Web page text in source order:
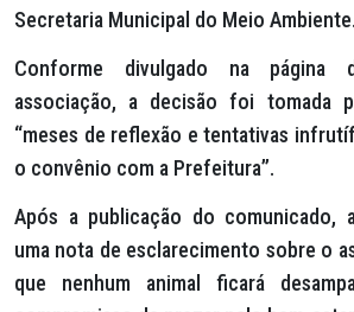
Secretaria Municipal do Meio Ambiente.
Conforme divulgado na página
associação, a decisão foi tomada
“meses de reflexão e tentativas
o convênio com a Prefeitura”.
Após a publicação do comunicado,
uma nota de esclarecimento sobre o
que nenhum animal ficará